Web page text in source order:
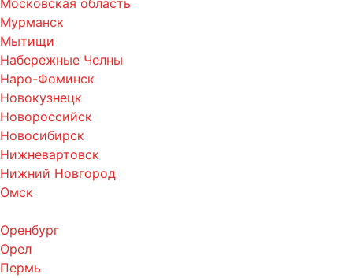
Московская область
Мурманск
Мытищи
Набережные Челны
Наро-Фоминск
Новокузнецк
Новороссийск
Новосибирск
Нижневартовск
Нижний Новгород
Омск
Оренбург
Орел
Пермь